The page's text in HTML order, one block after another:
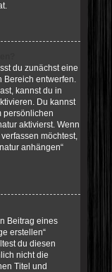
du zunächst eine
Bereich entwerfen.
kannst du in
Du kannst
persönlichen
aktivierst. Wenn
möchtest,
anhängen“
Beitrag eines
erstellen“
du diesen
nicht die
Titel und